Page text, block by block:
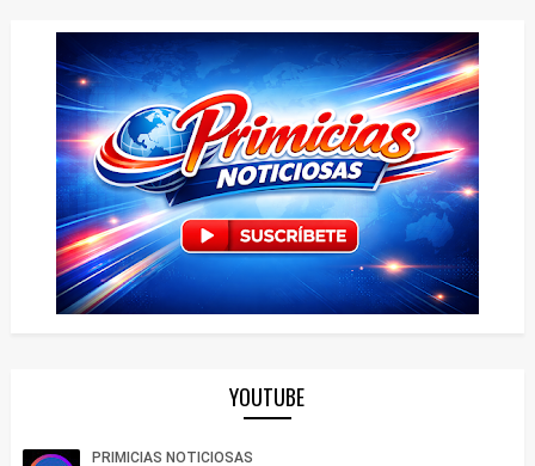
YOUTUBE